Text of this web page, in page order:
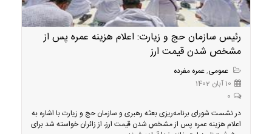
رئیس سازمان حج و زیارت: اعلام هزینه عمره پس از
مشخص شدن قیمت ارز
عمومی,عمره مفرده
10 آبان 1402
0
در نشست شورای برنامه‌ریزی بعثه رهبری و سازمان حج و زیارت با اشاره به
اعلام هزینه عمره پس از مشخص شدن قیمت ارز، از زائران خواسته شد برای